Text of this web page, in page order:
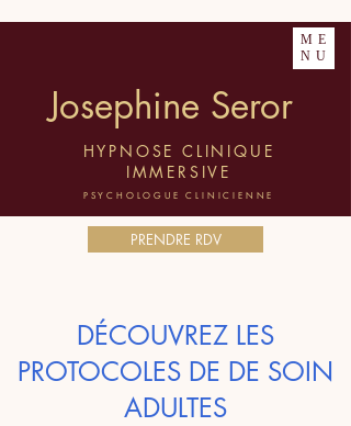
ME
NU
Josephine Seror
HYPNOSE CLINIQUE
IMMERSIVE
PSYCHOLOGUE CLINICIENNE
PRENDRE RDV
DÉCOUVREZ LES
PROTOCOLES DE DE SOIN
ADULTES